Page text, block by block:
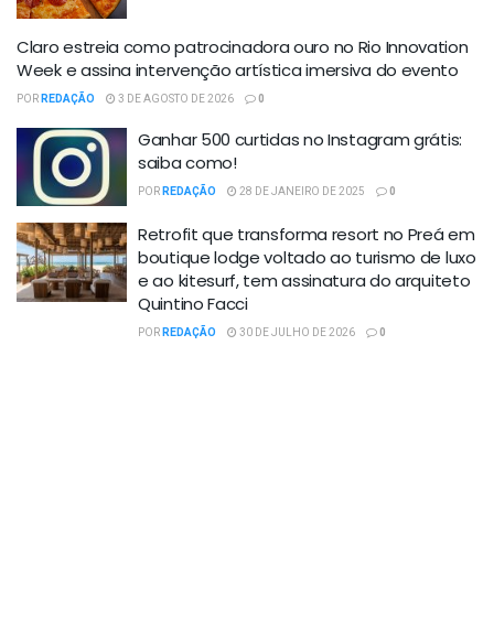
Claro estreia como patrocinadora ouro no Rio Innovation
Week e assina intervenção artística imersiva do evento
PORREDAÇÃO 3 DE AGOSTO DE 2026 0
Ganhar 500 curtidas no Instagram grátis:
saiba como!
PORREDAÇÃO 28 DE JANEIRO DE 2025 0
Retrofit que transforma resort no Preá em
boutique lodge voltado ao turismo de luxo
e ao kitesurf, tem assinatura do arquiteto
Quintino Facci
PORREDAÇÃO 30 DE JULHO DE 2026 0